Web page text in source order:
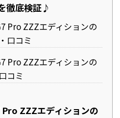
徹底検証♪
Pro ZZZエディションの
口コミ
Pro ZZZエディションの
コミ
ZZZエディションの